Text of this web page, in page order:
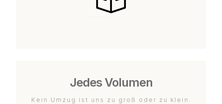
Jedes Volumen
Kein Umzug ist uns zu groß oder zu klein.